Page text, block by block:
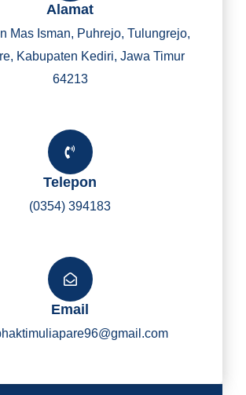
Y
I
Alamat
Mas Isman, Puhrejo, Tulungrejo,
Kabupaten Kediri, Jawa Timur
64213
Telepon
(0354) 394183
Email